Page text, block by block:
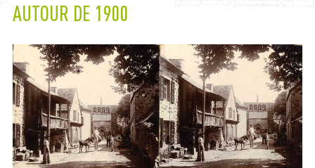
AUTOUR DE 1900